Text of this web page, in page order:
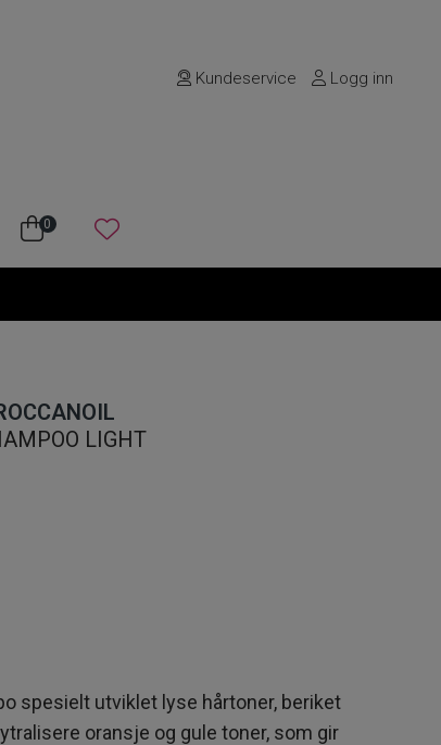
Kundeservice Logg inn
0
LIGHT
spesielt utviklet lyse hårtoner, beriket
oransje og gule toner, som gir